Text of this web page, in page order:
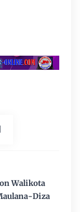
Walikota
Diza